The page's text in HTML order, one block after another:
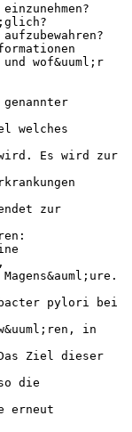
wof&uuml;r
welches
wird. Es wird zur
zur
pylori bei
in
Ziel dieser
die
erneut